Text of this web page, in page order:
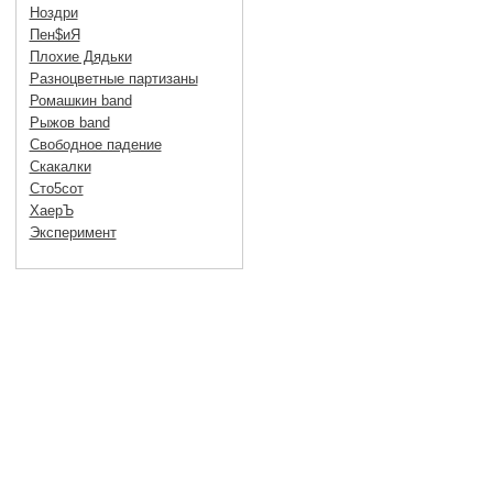
Ноздри
Пен$иЯ
Плохие Дядьки
Разноцветные партизаны
Ромашкин band
Рыжов band
Свободное падение
Скакалки
Сто5сот
ХаерЪ
Эксперимент